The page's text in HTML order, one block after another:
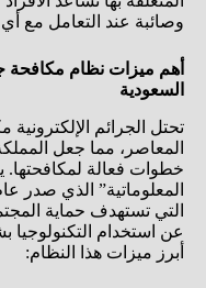
وصائبة عند التعامل مع
أهم ميزات نظام مكافحة
السعودية
تحتل الجرائم الإلكترونية
المعاصر، مما جعل
خطوات فعالة لمكافحتها.
التي تستهدف حماية
عن استخدام التكنولوجيا
أبرز ميزات هذا النظام: